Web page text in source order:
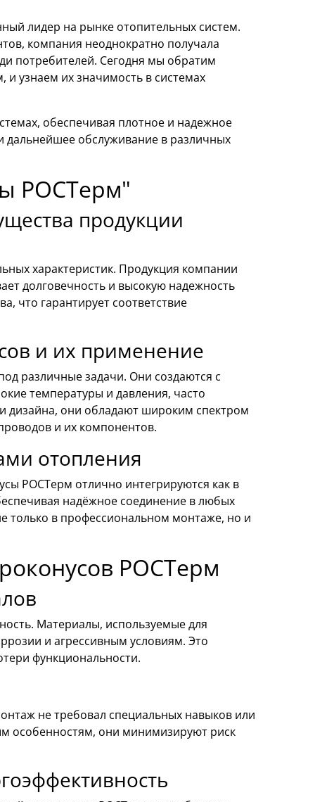
лидер на рынке отопительных систем.
компания неоднократно получала
потребителей. Сегодня мы обратим
узнаем их значимость в системах
обеспечивая плотное и надежное
обслуживание в различных
РОСТерм"
продукции
характеристик. Продукция компании
долговечность и высокую надежность
что гарантирует соответствие
и их применение
различные задачи. Они создаются с
температуры и давления, часто
дизайна, они обладают широким спектром
и их компонентов.
отопления
РОСТерм отлично интегрируются как в
надёжное соединение в любых
только в профессиональном монтаже, но и
РОСТерм
Материалы, используемые для
и агрессивным условиям. Это
функциональности.
не требовал специальных навыков или
особенностям, они минимизируют риск